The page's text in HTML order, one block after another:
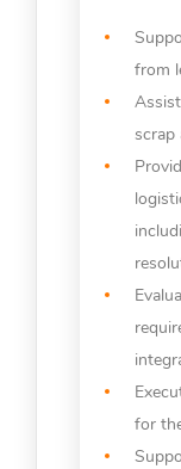
from
scrap
for